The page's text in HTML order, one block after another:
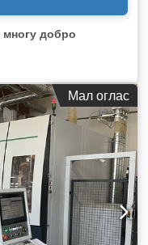
многу добро
Мал оглас